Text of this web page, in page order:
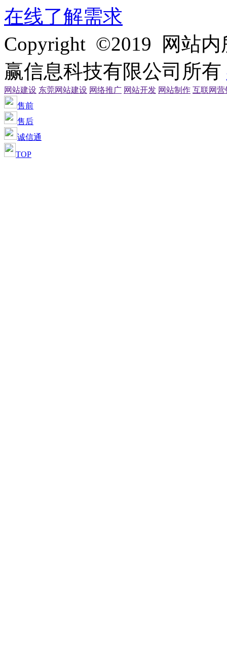
在线了解需求
Copyright ©2019 网站
赢信息科技有限公司所有
网站建设 东莞网站建设 网络推广 网站开发 网站制作 互联网营
售前
售后
诚信通
TOP